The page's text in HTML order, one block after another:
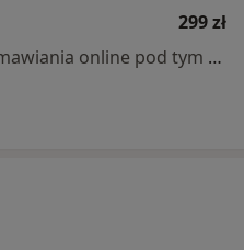
299 zł
Specjalista nie oferuje umawiania online pod tym adresem.